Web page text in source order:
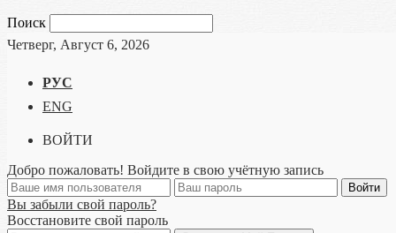
Поиск
Четверг, Август 6, 2026
РУС
ENG
ВОЙТИ
Добро пожаловать! Войдите в свою учётную запись
Вы забыли свой пароль?
Восстановите свой пароль